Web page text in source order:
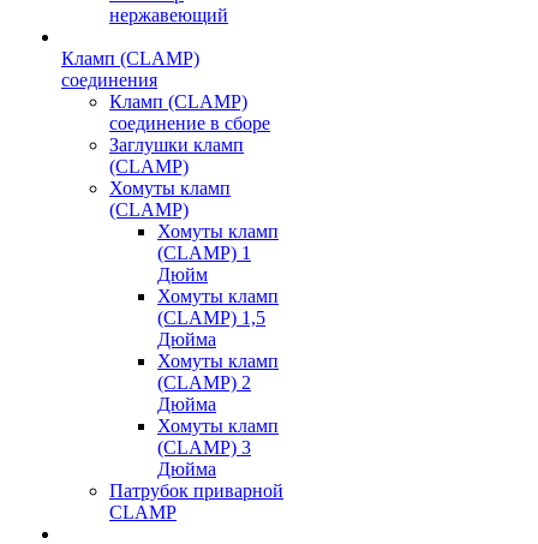
нержавеющий
Кламп (CLAMP)
соединения
Кламп (CLAMP)
соединение в сборе
Заглушки кламп
(CLAMP)
Хомуты кламп
(CLAMP)
Хомуты кламп
(CLAMP) 1
Дюйм
Хомуты кламп
(CLAMP) 1,5
Дюйма
Хомуты кламп
(CLAMP) 2
Дюйма
Хомуты кламп
(CLAMP) 3
Дюйма
Патрубок приварной
CLAMP